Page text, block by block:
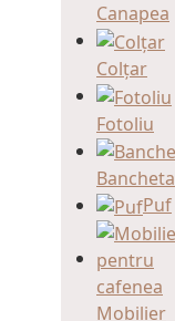
Canapea
Colțar
Fotoliu
Bancheta
Puf
Mobilier